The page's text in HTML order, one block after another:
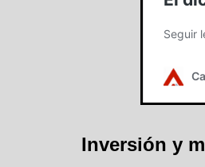
Inversión y